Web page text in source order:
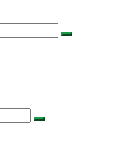
Suchen …
Suchen …